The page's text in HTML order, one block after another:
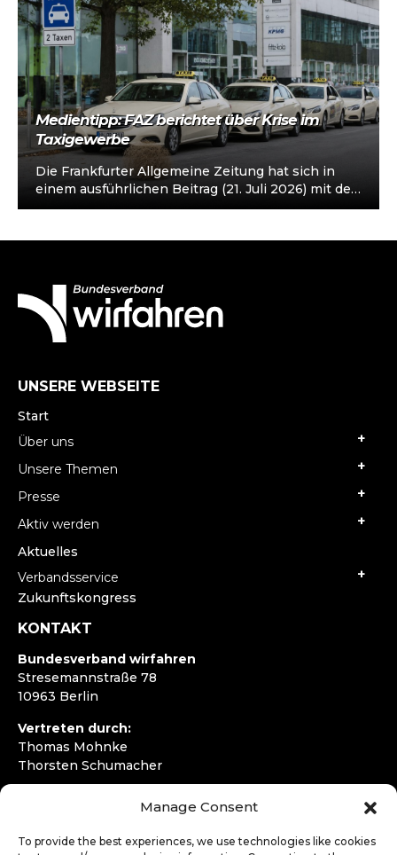
Manage Consent
To provide the best experiences, we use technologies like cookies
Medientipp: FAZ berichtet über Krise im
Taxigewerbe
Die Frankfurter Allgemeine Zeitung hat sich in
einem ausführlichen Beitrag (21. Juli 2026) mit der
Krise des deutschen Taxigewerbes beschäftigt.…
UNSERE WEBSEITE
Start
Über uns
Unsere Themen
Presse
Aktiv werden
Aktuelles
Verbandsservice
Zukunftskongress
KONTAKT
Bundesverband wirfahren
Stresemannstraße 78
10963 Berlin
Vertreten durch:
Thomas Mohnke
Thorsten Schumacher
kontakt@wirfahren.de
RECHTLICHES